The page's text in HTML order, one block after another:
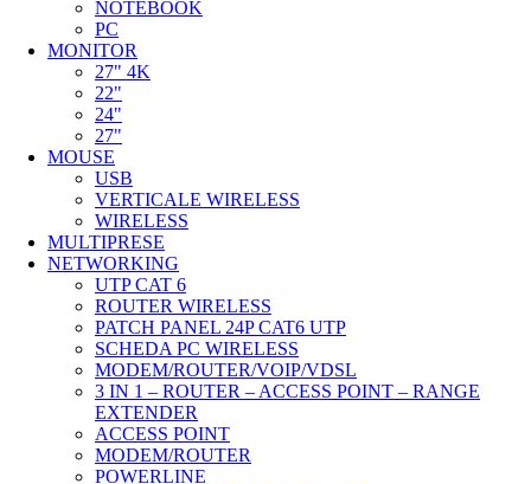
NOTEBOOK
PC
MONITOR
27" 4K
22"
24"
27"
MOUSE
USB
VERTICALE WIRELESS
WIRELESS
MULTIPRESE
NETWORKING
UTP CAT 6
ROUTER WIRELESS
PATCH PANEL 24P CAT6 UTP
SCHEDA PC WIRELESS
MODEM/ROUTER/VOIP/VDSL
3 IN 1 – ROUTER – ACCESS POINT – RANGE
EXTENDER
ACCESS POINT
MODEM/ROUTER
POWERLINE